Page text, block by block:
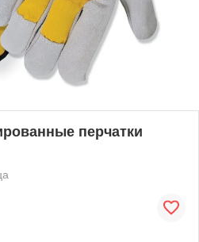
перчатки